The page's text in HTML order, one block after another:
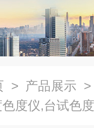
> 产品展示
度仪,台试色